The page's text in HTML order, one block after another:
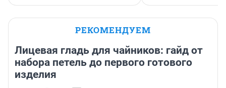
РЕКОМЕНДУЕМ
Лицевая гладь для чайников: гайд от
набора петель до первого готового
изделия